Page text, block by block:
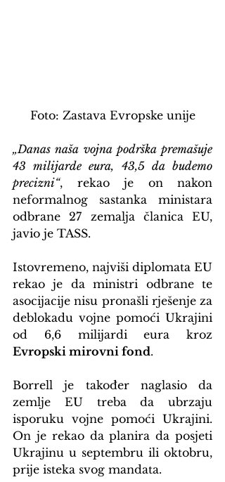
Foto: Zastava Evropske unije
„Danas naša vojna podrška premašuje
43 milijarde eura, 43,5 da budemo
precizni“, rekao je on nakon
neformalnog sastanka ministara
odbrane 27 zemalja članica EU,
javio je TASS.
Istovremeno, najviši diplomata EU
rekao je da ministri odbrane te
asocijacije nisu pronašli rješenje za
deblokadu vojne pomoći Ukrajini
Evropski mirovni fond.
Borrell je također naglasio da
zemlje EU treba da ubrzaju
isporuku vojne pomoći Ukrajini.
On je rekao da planira da posjeti
Ukrajinu u septembru ili oktobru,
prije isteka svog mandata.